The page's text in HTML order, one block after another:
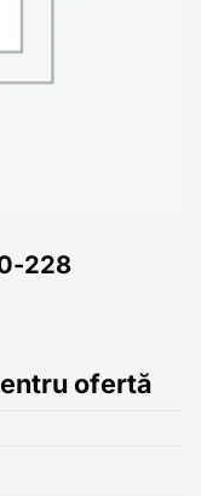
228
ofertă